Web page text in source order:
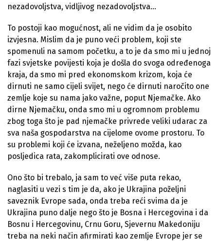
nezadovoljstva, vidljivog nezadovoljstva…
To postoji kao mogućnost, ali ne vidim da je osobito
izvjesna. Mislim da je puno veći problem, koji ste
spomenuli na samom početku, a to je da smo mi u jednoj
fazi svjetske povijesti koja je došla do svoga određenoga
kraja, da smo mi pred ekonomskom krizom, koja će
dirnuti ne samo cijeli svijet, nego će dirnuti naročito one
zemlje koje su nama jako važne, poput Njemačke. Ako
dirne Njemačku, onda smo mi u ogromnom problemu
zbog toga što je pad njemačke privrede veliki udarac za
sva naša gospodarstva na cijelome ovome prostoru. To
su problemi koji će izvana, neželjeno možda, kao
posljedica rata, zakomplicirati ove odnose.
Ono što bi trebalo, ja sam to već više puta rekao,
naglasiti u vezi s tim je da, ako je Ukrajina poželjni
saveznik Evrope sada, onda treba reći svima da je
Ukrajina puno dalje nego što je Bosna i Hercegovina i da
Bosnu i Hercegovinu, Crnu Goru, Sjevernu Makedoniju
treba na neki način afirmirati kao zemlje Evrope jer se